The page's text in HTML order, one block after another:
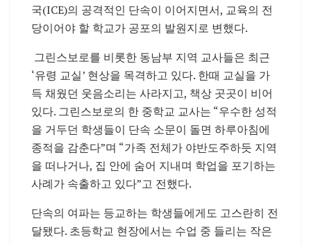
국(ICE)의 공격적인 단속이 이어지면서, 교육의 전
당이어야 할 학교가 공포의 발원지로 변했다.
그린스보로를 비롯한 동남부 지역 교사들은 최근
‘유령 교실’ 현상을 목격하고 있다. 한때 교실을 가
득 채웠던 웃음소리는 사라지고, 책상 곳곳이 비어
있다. 그린스보로의 한 중학교 교사는 “우수한 성적
을 거두던 학생들이 단속 소문이 돌면 하루아침에
종적을 감춘다”며 “가족 전체가 야반도주하듯 지역
을 떠나거나, 집 안에 숨어 지내며 학업을 포기하는
사례가 속출하고 있다”고 전했다.
단속의 여파는 등교하는 학생들에게도 고스란히 전
달됐다. 초등학교 현장에서는 수업 중 들리는 작은